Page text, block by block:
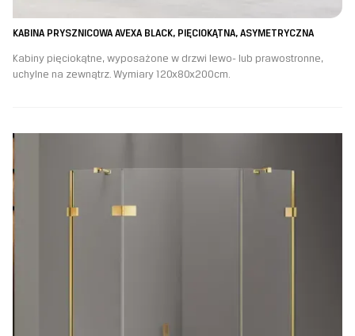
KABINA PRYSZNICOWA AVEXA BLACK, PIĘCIOKĄTNA, ASYMETRYCZNA
Kabiny pięciokątne, wyposażone w drzwi lewo- lub prawostronne,
uchylne na zewnątrz. Wymiary 120x80x200cm.